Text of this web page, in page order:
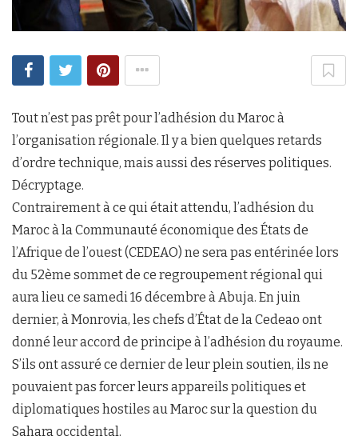
Tout n’est pas prêt pour l’adhésion du Maroc à
l’organisation régionale. Il y a bien quelques retards
d’ordre technique, mais aussi des réserves politiques.
Décryptage.
Contrairement à ce qui était attendu, l’adhésion du
Maroc à la Communauté économique des États de
l’Afrique de l’ouest (CEDEAO) ne sera pas entérinée lors
du 52ème sommet de ce regroupement régional qui
aura lieu ce samedi 16 décembre à Abuja. En juin
dernier, à Monrovia, les chefs d’État de la Cedeao ont
donné leur accord de principe à l’adhésion du royaume.
S’ils ont assuré ce dernier de leur plein soutien, ils ne
pouvaient pas forcer leurs appareils politiques et
diplomatiques hostiles au Maroc sur la question du
Sahara occidental.